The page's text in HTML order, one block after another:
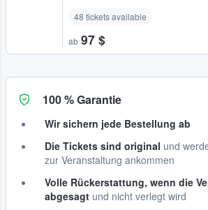
48 tickets available
ab 97 $
100 % Garantie
Wir sichern jede Bestellung ab
Die Tickets sind original und
zur Veranstaltung ankommen
Volle Rückerstattung, wenn die
abgesagt und nicht verlegt wird